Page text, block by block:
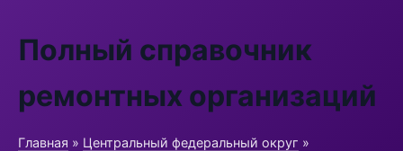
Полный справочник
ремонтных организаций
Главная » Центральный федеральный округ »